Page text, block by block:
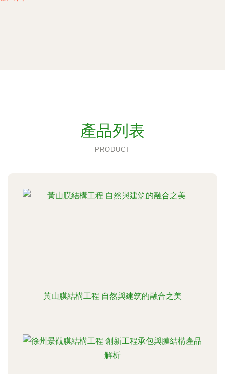
產品列表
PRODUCT
黃山膜結構工程 自然與建筑的融合之美